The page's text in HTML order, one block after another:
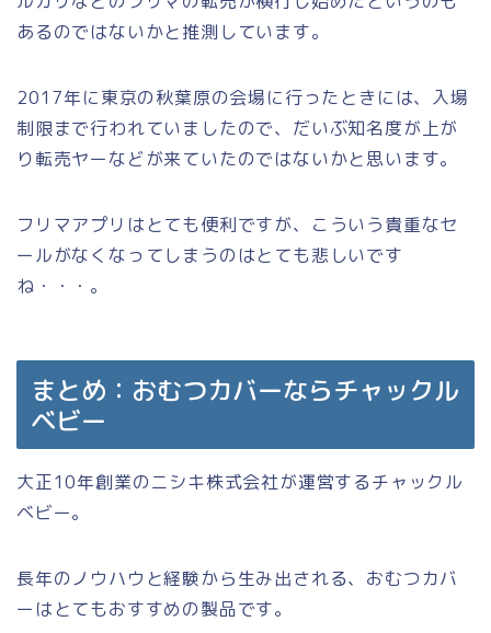
あるのではないかと推測しています。
2017年に東京の秋葉原の会場に行ったときには、入場
制限まで行われていましたので、だいぶ知名度が上が
り転売ヤーなどが来ていたのではないかと思います。
フリマアプリはとても便利ですが、こういう貴重なセ
ールがなくなってしまうのはとても悲しいです
ね・・・。
まとめ：おむつカバーならチャックル
ベビー
大正10年創業のニシキ株式会社が運営するチャックル
ベビー。
長年のノウハウと経験から生み出される、おむつカバ
ーはとてもおすすめの製品です。